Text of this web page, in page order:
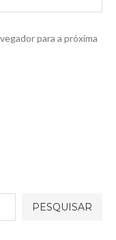
para a próxima
PESQUISAR